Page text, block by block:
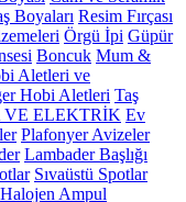
Boyaları Resim Fırçası
Örgü İpi Güpür
Boncuk Mum &
Aletleri ve
Hobi Aletleri Taş
ELEKTRİK Ev
Plafonyer Avizeler
Lambader Başlığı
Sıvaüstü Spotlar
Halojen Ampul